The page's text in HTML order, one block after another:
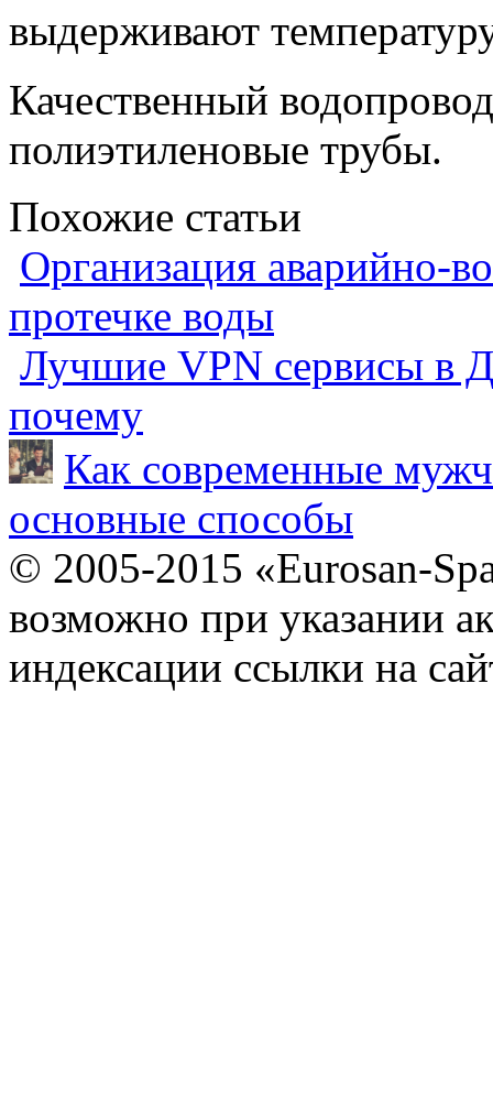
выдерживают
Качественный
полиэтиленовые трубы.
Похожие статьи
Организация аварийно-
протечке воды
Лучшие VPN сервисы в
почему
Как современные
основные способы
© 2005-2015 «Eurosan-
возможно при указании
индексации ссылки на